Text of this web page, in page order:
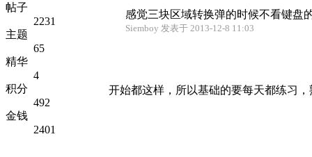
帖子
2231
主题
65
精华
4
积分
492
金钱
2401
感觉三块区域转换弹的时候不看键盘
Siemboy 发表于 2013-12-8 11:03
开始都这样，所以基础的要每天都练习